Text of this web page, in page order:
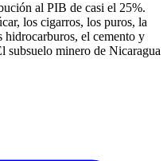
al PIB de casi el 25%.
los cigarros, los puros, la
el cemento y
subsuelo minero de Nicaragua